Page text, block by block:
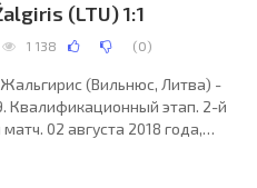
(LTU) 1:1
1 138 (0)
(Вильнюс, Литва) -
Квалификационный этап. 2-й
02 августа 2018 года,
853 зрителя (14 % при